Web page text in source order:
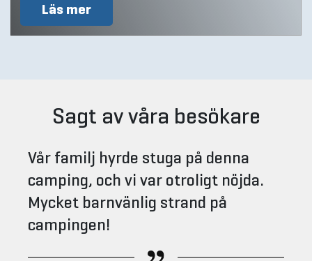
Läs mer
Sagt av våra besökare
Vår familj hyrde stuga på denna
camping, och vi var otroligt nöjda.
Mycket barnvänlig strand på
campingen!